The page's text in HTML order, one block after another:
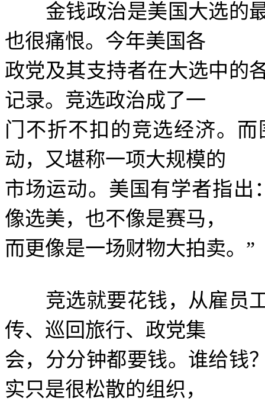
金钱政治是美国大选的最
也很痛恨。今年美国各
政党及其支持者在大选中的
记录。竞选政治成了一
门不折不扣的竞选经济。
动，又堪称一项大规模的
市场运动。美国有学者指出
像选美，也不像是赛马，
而更像是一场财物大拍卖。 ”
竞选就要花钱，从雇员工
传、巡回旅行、政党集
会，分分钟都要钱。谁给钱
实只是很松散的组织，